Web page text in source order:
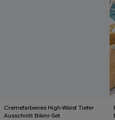
Cremefarbenes High-Waist Tiefer
Ausschnitt Bikini-Set